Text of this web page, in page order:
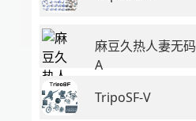
麻豆久热人妻无码
A
TripoSF-V